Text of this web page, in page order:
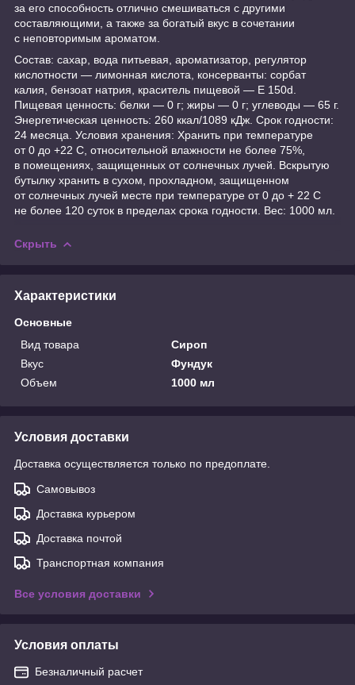
за его способность отлично смешиваться с другими
составляющими, а также за богатый вкус в сочетании
с неповторимым ароматом.
Состав: сахар, вода питьевая, ароматизатор, регулятор
кислотности — лимонная кислота, консерванты: сорбат
калия, бензоат натрия, краситель пищевой — E 150d.
Пищевая ценность: белки — 0 г; жиры — 0 г; углеводы — 65 г.
Энергетическая ценность: 260 ккал/1089 кДж. Срок годности:
24 месяца. Условия хранения: Хранить при температуре
от 0 до +22 С, относительной влажности не более 75%,
в помещениях, защищенных от солнечных лучей. Вскрытую
бутылку хранить в сухом, прохладном, защищенном
от солнечных лучей месте при температуре от 0 до + 22 С
не более 120 суток в пределах срока годности. Вес: 1000 мл.
Скрыть
Характеристики
Основные
Вид товара
Сироп
Вкус
Фундук
Объем
1000 мл
Условия доставки
Доставка осуществляется только по предоплате.
Самовывоз
Доставка курьером
Доставка почтой
Транспортная компания
Все условия доставки
Условия оплаты
Безналичный расчет